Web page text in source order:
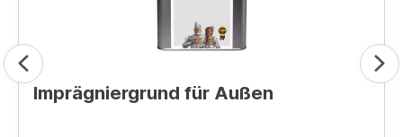
Imprägniergrund für Außen